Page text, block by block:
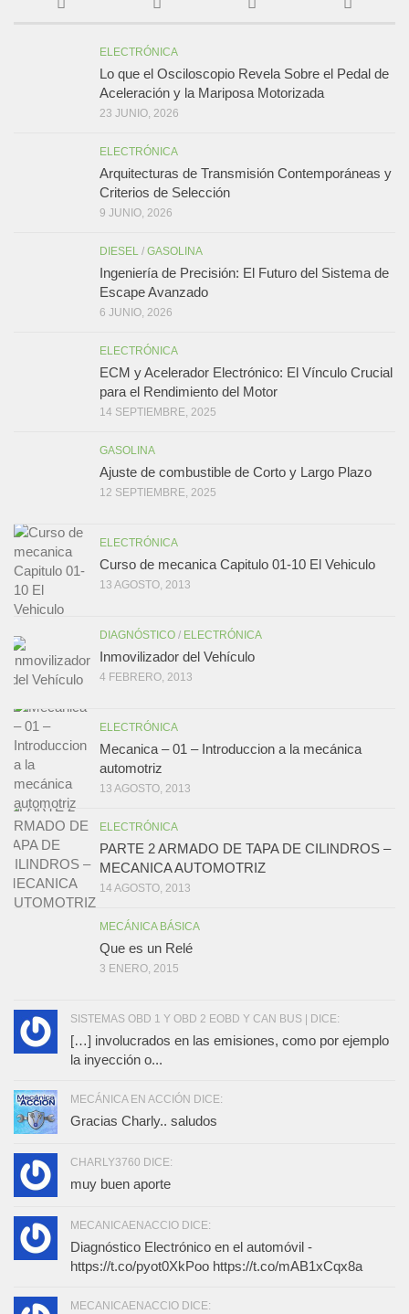
ELECTRÓNICA
Lo que el Osciloscopio Revela Sobre el Pedal de
Aceleración y la Mariposa Motorizada
23 JUNIO, 2026
ELECTRÓNICA
Arquitecturas de Transmisión Contemporáneas y
Criterios de Selección
9 JUNIO, 2026
DIESEL / GASOLINA
Ingeniería de Precisión: El Futuro del Sistema de
Escape Avanzado
6 JUNIO, 2026
ELECTRÓNICA
ECM y Acelerador Electrónico: El Vínculo Crucial
para el Rendimiento del Motor
14 SEPTIEMBRE, 2025
GASOLINA
Ajuste de combustible de Corto y Largo Plazo
12 SEPTIEMBRE, 2025
ELECTRÓNICA
Curso de mecanica Capitulo 01-10 El Vehiculo
13 AGOSTO, 2013
DIAGNÓSTICO / ELECTRÓNICA
Inmovilizador del Vehículo
4 FEBRERO, 2013
ELECTRÓNICA
Mecanica – 01 – Introduccion a la mecánica
automotriz
13 AGOSTO, 2013
ELECTRÓNICA
PARTE 2 ARMADO DE TAPA DE CILINDROS –
MECANICA AUTOMOTRIZ
14 AGOSTO, 2013
MECÁNICA BÁSICA
Que es un Relé
3 ENERO, 2015
SISTEMAS OBD 1 Y OBD 2 EOBD Y CAN BUS | DICE:
[…] involucrados en las emisiones, como por ejemplo
la inyección o...
MECÁNICA EN ACCIÓN DICE:
Gracias Charly.. saludos
CHARLY3760 DICE:
muy buen aporte
MECANICAENACCIO DICE:
Diagnóstico Electrónico en el automóvil -
https://t.co/pyot0XkPoo https://t.co/mAB1xCqx8a
MECANICAENACCIO DICE: